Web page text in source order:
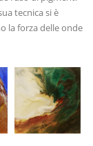
tecnica si è
la forza delle onde